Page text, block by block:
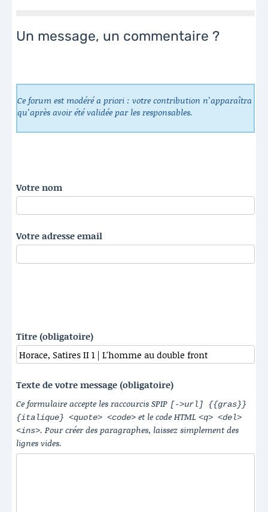
Un message, un commentaire ?
Ce forum est modéré a priori : votre contribution n’apparaîtra
qu’après avoir été validée par les responsables.
Votre nom
Votre adresse email
Titre (obligatoire)
Texte de votre message (obligatoire)
Ce formulaire accepte les raccourcis SPIP [->url] {{gras}}
{italique} <quote> <code> et le code HTML <q> <del>
<ins>. Pour créer des paragraphes, laissez simplement des
lignes vides.